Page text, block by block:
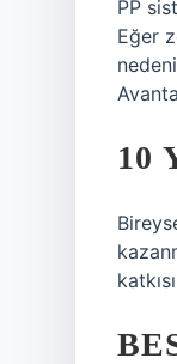
PP
Eğer
10